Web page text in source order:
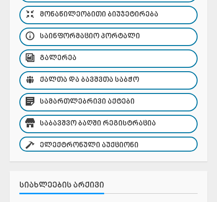
ᲛᲝᲜᲐᲬᲘᲚᲔᲝᲑᲘᲗᲘ ᲑᲘᲣᲯᲔᲢᲘᲠᲔᲑᲐ
ᲡᲐᲘᲜᲤᲝᲠᲛᲐᲪᲘᲝ ᲞᲝᲠᲢᲐᲚᲘ
ᲒᲐᲚᲔᲠᲔᲐ
ᲥᲐᲚᲗᲐ ᲓᲐ ᲑᲐᲕᲨᲕᲗᲐ ᲡᲐᲑᲭᲝ
ᲡᲐᲛᲐᲠᲗᲚᲔᲑᲠᲘᲕᲘ ᲐᲥᲢᲔᲑᲘ
ᲡᲐᲑᲐᲕᲨᲕᲝ ᲑᲐᲦᲨᲘ ᲠᲔᲒᲘᲡᲢᲠᲐᲪᲘᲐ
ᲔᲚᲔᲥᲢᲠᲝᲜᲣᲚᲘ ᲐᲣᲥᲪᲘᲝᲜᲘ
ᲡᲘᲐᲮᲚᲔᲔᲑᲘᲡ ᲐᲠᲥᲘᲕᲘ